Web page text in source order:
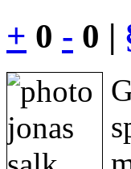
+ 0 - 0 |